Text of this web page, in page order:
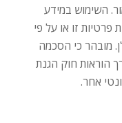
השימוש במידע
זו או על פי
מובהר כי הסכמה
הוראות חוק הגנת